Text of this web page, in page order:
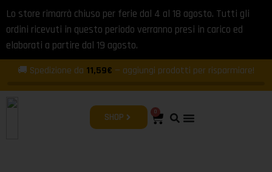
Lo store rimarrà chiuso per ferie dal 4 al 18 agosto. Tutti gli
ordini ricevuti in questo periodo verranno presi in carico ed
elaborati a partire dal 19 agosto.
🚚 Spedizione da 11,59€ — aggiungi prodotti per risparmiare!
SHOP 0